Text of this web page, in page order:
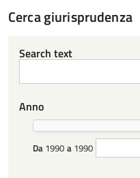
Cerca giurisprudenza
Search text
Anno
Da 1990 a 1990